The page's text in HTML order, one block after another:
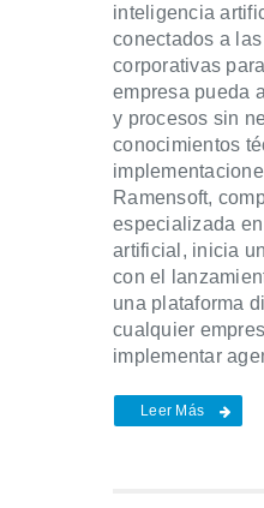
inteligencia
conectados a
corporativas
empresa pueda
y procesos sin
conocimientos
Ramensoft,
especializada
artificial, inicia
con el
una plataforma
cualquier
implementar
Leer Más